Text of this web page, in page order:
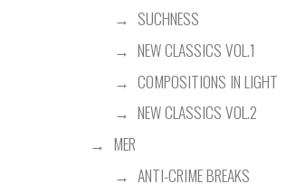
SUCHNESS
NEW CLASSICS VOL.1
COMPOSITIONS IN LIGHT
NEW CLASSICS VOL.2
MER
ANTI-CRIME BREAKS